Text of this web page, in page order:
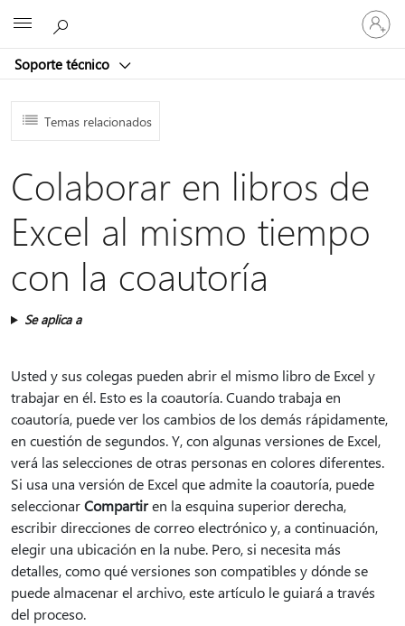
Soporte técnico
Iniciar
sesión
en
cuenta
Temas relacionados
Colaborar en libros de
Excel al mismo tiempo
con la coautoría
Se aplica a
Usted y sus colegas pueden abrir el mismo libro de Excel y
trabajar en él. Esto es la coautoría. Cuando trabaja en
coautoría, puede ver los cambios de los demás rápidamente,
en cuestión de segundos. Y, con algunas versiones de Excel,
verá las selecciones de otras personas en colores diferentes.
Si usa una versión de Excel que admite la coautoría, puede
seleccionarCompartiren la esquina superior derecha,
escribir direcciones de correo electrónico y, a continuación,
elegir una ubicación en la nube. Pero, si necesita más
detalles, como qué versiones son compatibles y dónde se
puede almacenar el archivo, este artículo le guiará a través
del proceso.